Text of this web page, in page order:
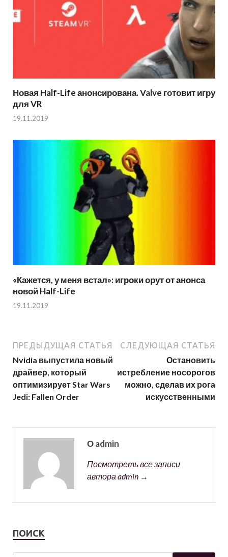
Новая Half-Life анонсирована. Valve готовит игру
для VR
19.11.2019
«Кажется, у меня встал»: игроки орут от анонса
новой Half-Life
19.11.2019
ПРЕДЫДУЩАЯ СТАТЬЯ
Nvidia выпустила новый
драйвер, который
оптимизирует Star Wars
Jedi: Fallen Order
СЛЕДУЮЩАЯ СТАТЬЯ
Остановить
истребление носорогов
можно, сделав их рога
искусственными
О admin
Посмотреть все записи
автора admin →
ПОИСК